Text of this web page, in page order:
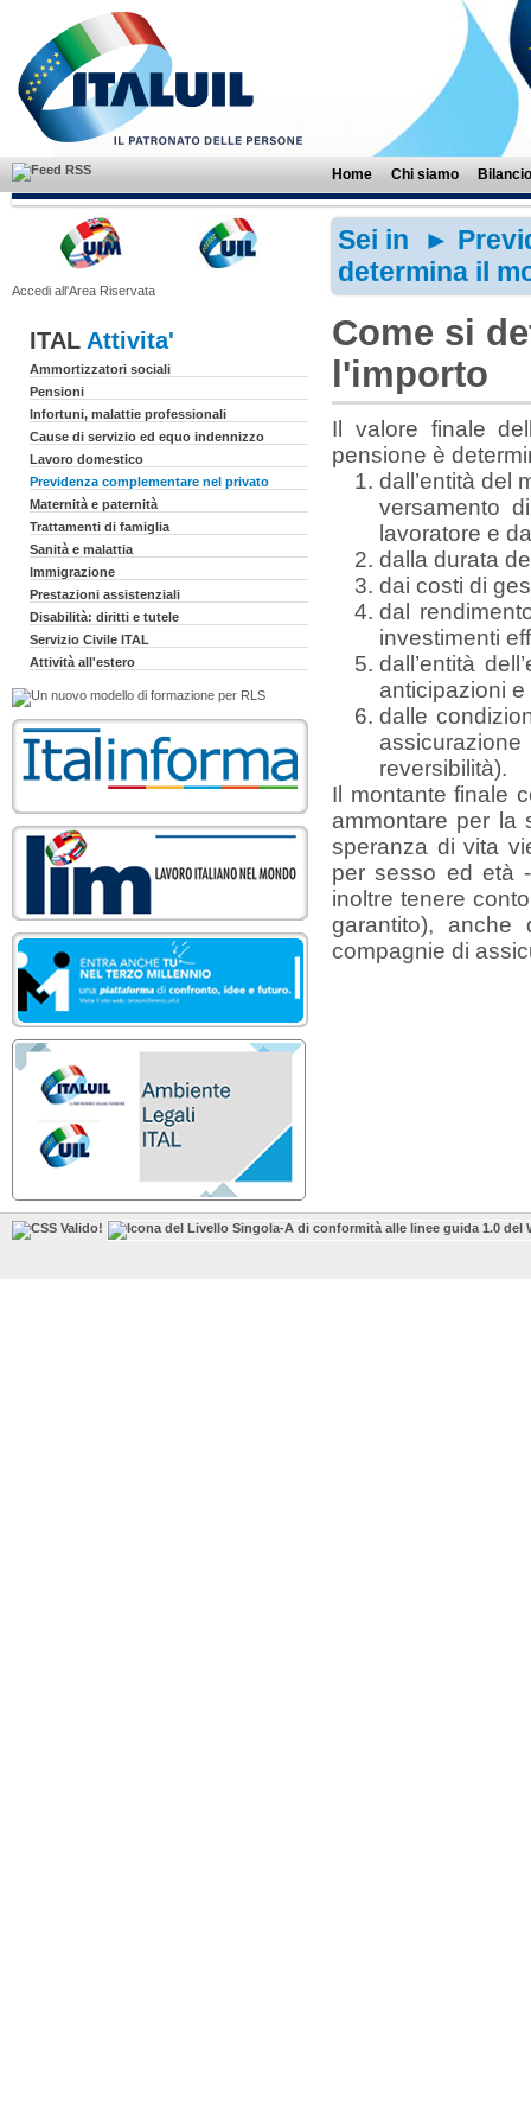
Home Chi siamo
Accedi all'Area Riservata
ITAL Attivita'
Ammortizzatori sociali
Pensioni
Infortuni, malattie professionali
Cause di servizio ed equo indennizzo
Lavoro domestico
Previdenza complementare nel privato
Maternità e paternità
Trattamenti di famiglia
Sanità e malattia
Immigrazione
Prestazioni assistenziali
Disabilità: diritti e tutele
Servizio Civile ITAL
Attività all'estero
Sei in ►
determina il
Come si
l'importo
Il valore finale
pensione è
dall’entità del
versamento
lavoratore e
dalla durata
dai costi di
dal
investimenti
dall’entità
anticipazioni e
dalle
reversibilità).
Il montante finale
ammontare per la
speranza di vita
per sesso ed età
inoltre tenere
garantito), anche
compagnie di